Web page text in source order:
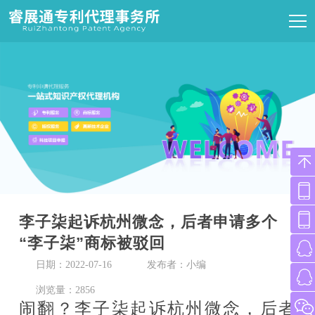
李子柒起诉杭州微念，后者申请多个
“李子柒”商标被驳回
日期：2022-07-16 发布者：小编
浏览量：2856
闹翻？李子柒起诉杭州微念，后者